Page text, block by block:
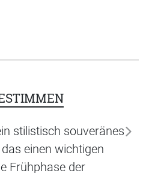
stilistisch souveränes
einen wichtigen
Frühphase der